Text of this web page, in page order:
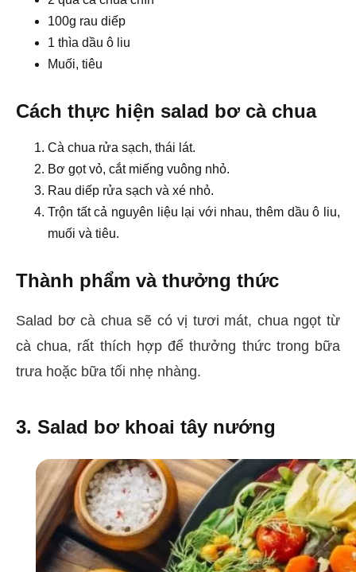
100g rau diếp
1 thìa dầu ô liu
Muối, tiêu
Cách thực hiện salad bơ cà chua
Cà chua rửa sạch, thái lát.
Bơ gọt vỏ, cắt miếng vuông nhỏ.
Rau diếp rửa sạch và xé nhỏ.
Trộn tất cả nguyên liệu lại với nhau, thêm dầu ô liu,
muối và tiêu.
Thành phẩm và thưởng thức
Salad bơ cà chua sẽ có vị tươi mát, chua ngọt từ
cà chua, rất thích hợp để thưởng thức trong bữa
trưa hoặc bữa tối nhẹ nhàng.
3. Salad bơ khoai tây nướng